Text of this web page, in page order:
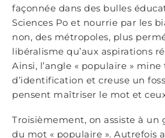
façonnée dans des bulles
Sciences Po et nourrie par les
non, des métropoles, plus
libéralisme qu’aux aspirations
Ainsi, l’angle « populaire »
d’identification et creuse un
pensent maîtriser le mot et
Troisièmement, on assiste à un
du mot « populaire ». Autrefois